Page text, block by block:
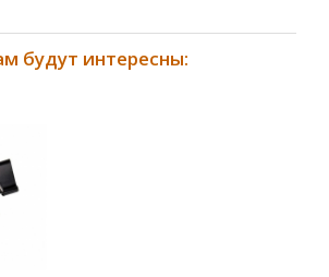
будут интересны: